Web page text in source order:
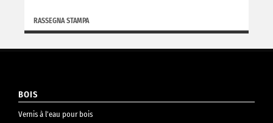
RASSEGNA STAMPA
BOIS
Vernis à l’eau pour bois